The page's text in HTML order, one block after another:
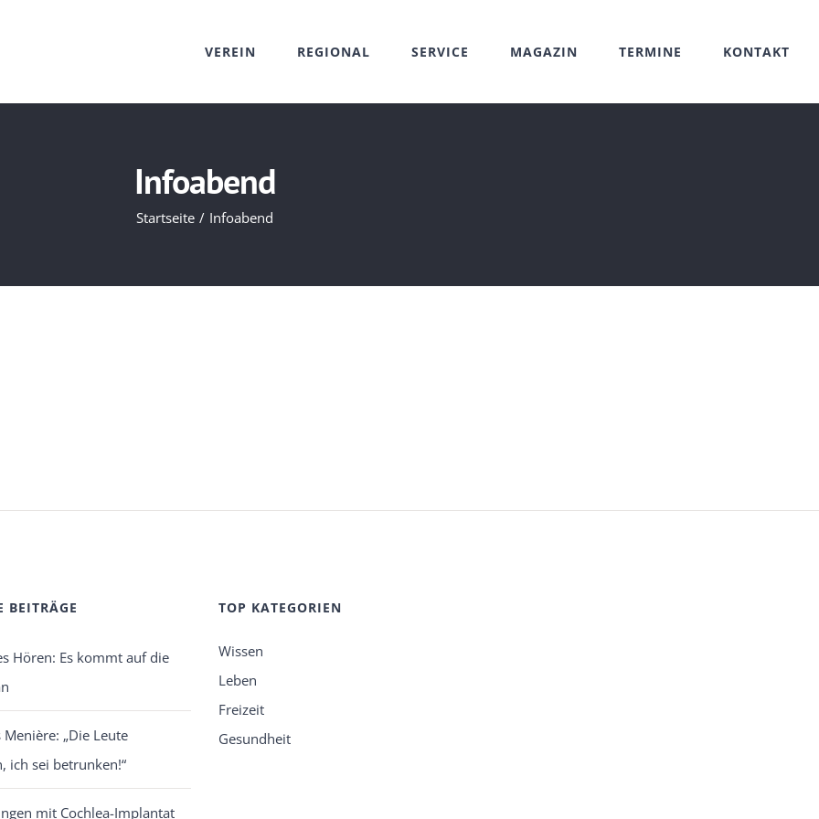
VEREIN REGIONAL SERVICE MAGAZIN TERMINE KONTAKT
Infoabend
Startseite Infoabend
BEITRÄGE
Hören: Es kommt auf die
„Die Leute
ich sei betrunken!“
mit Cochlea-Implantat
TOP KATEGORIEN
Wissen
Leben
Freizeit
Gesundheit